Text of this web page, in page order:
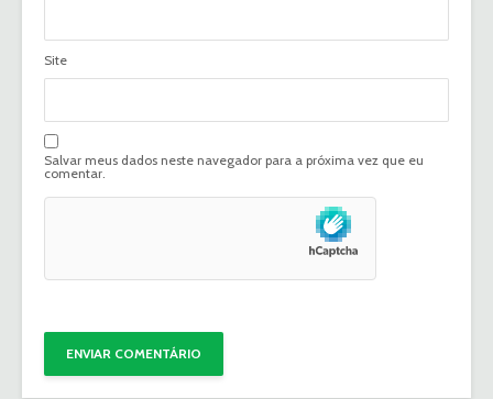
Site
Salvar meus dados neste navegador para a próxima vez que eu
comentar.